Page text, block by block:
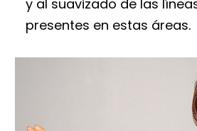
y al suavizado de las
presentes en estas áreas.